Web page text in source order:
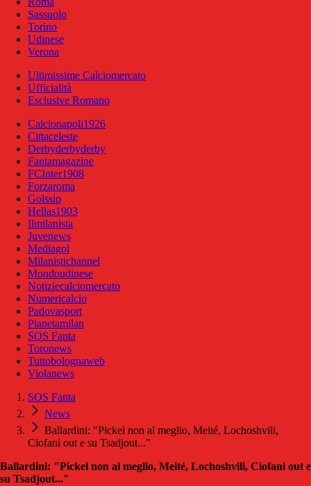
Sassuolo
Torino
Udinese
Verona
Ultimissime Calciomercato
Ufficialità
Esclusive Romano
Calcionapoli1926
Cittaceleste
Derbyderbyderby
Fantamagazine
FCInter1908
Forzaroma
Golssip
Hellas1903
Ilmilanista
Juvenews
Mediagol
Milanistichannel
Mondoudinese
Notiziecalciomercato
Numericalcio
Padovasport
Pianetamilan
SOS Fanta
Toronews
Tuttobolognaweb
Violanews
SOS Fanta
News
Ballardini: "Pickel non al meglio, Meité, Lochoshvili,
Ciofani out e su Tsadjout..."
Ballardini: "Pickel non al meglio, Meité, Lochoshvili, Ciofani out e
su Tsadjout..."